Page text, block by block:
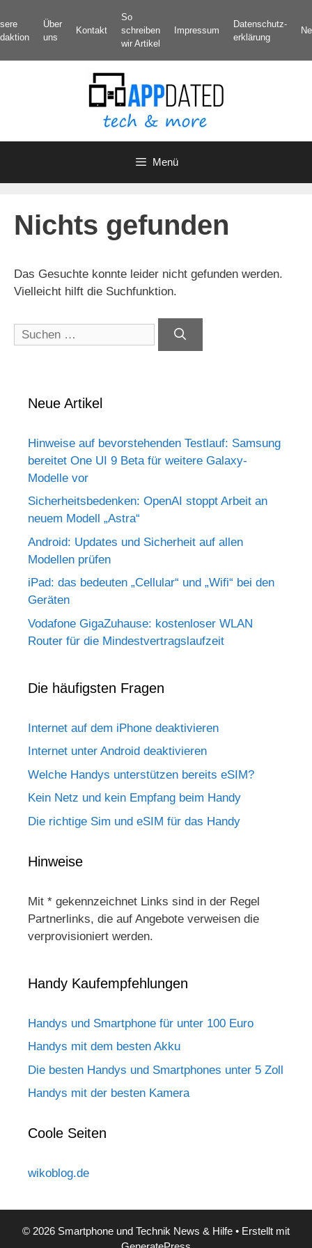
Inhalt
springen
Über
uns
Kontakt
So
schreiben
wir Artikel
Impressum
Datenschutz­
erklärung
Menü
Nichts gefunden
Das Gesuchte konnte leider nicht gefunden werden.
Vielleicht hilft die Suchfunktion.
Suchen
nach:
Neue Artikel
Hinweise auf bevorstehenden Testlauf: Samsung
bereitet One UI 9 Beta für weitere Galaxy-
Modelle vor
Sicherheitsbedenken: OpenAI stoppt Arbeit an
neuem Modell „Astra“
Android: Updates und Sicherheit auf allen
Modellen prüfen
iPad: das bedeuten „Cellular“ und „Wifi“ bei den
Geräten
Vodafone GigaZuhause: kostenloser WLAN
Router für die Mindestvertragslaufzeit
Die häufigsten Fragen
Internet auf dem iPhone deaktivieren
Internet unter Android deaktivieren
Welche Handys unterstützen bereits eSIM?
Kein Netz und kein Empfang beim Handy
Die richtige Sim und eSIM für das Handy
Hinweise
Mit * gekennzeichnet Links sind in der Regel
Partnerlinks, die auf Angebote verweisen die
verprovisioniert werden.
Handy Kaufempfehlungen
Handys und Smartphone für unter 100 Euro
Handys mit dem besten Akku
Die besten Handys und Smartphones unter 5 Zoll
Handys mit der besten Kamera
Coole Seiten
wikoblog.de
© 2026 Smartphone und Technik News & Hilfe • Erstellt mit